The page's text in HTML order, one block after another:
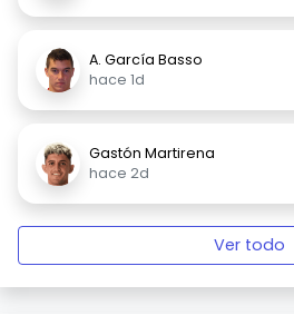
A. García Basso
hace 1d
Gastón Martirena
hace 2d
Ver todo